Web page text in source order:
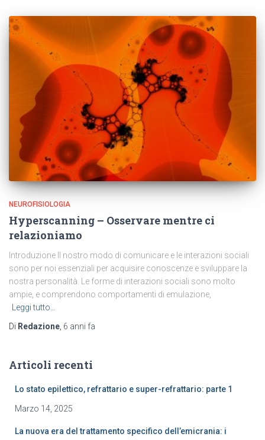
NEUROFISIOLOGIA
Hyperscanning – Osservare mentre ci
relazioniamo
Introduzione Il nostro modo di comunicare e le interazioni sociali
sono per noi essenziali per acquisire conoscenze e sviluppare la
nostra personalità. Le forme di interazioni sociali sono molto
ampie, e comprendono comportamenti di emulazione,
Leggi tutto…
Di Redazione 6 anni fa
Articoli recenti
Lo stato epilettico, refrattario e super-refrattario: parte 1
Marzo 14, 2025
La nuova era del trattamento specifico dell’emicrania: i